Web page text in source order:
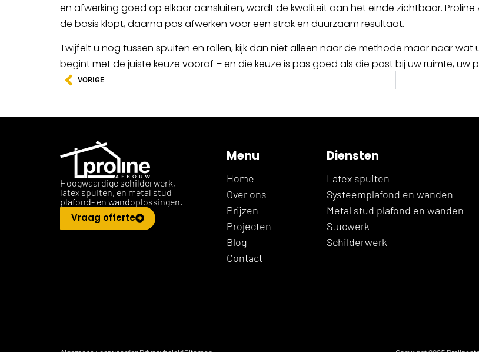
en afwerking goed op elkaar aansluiten, wordt de kwaliteit aan het einde zichtbaar.
de basis klopt, daarna pas afwerken voor een strak en duurzaam resultaat.
Twijfelt u nog tussen spuiten en rollen, kijk dan niet alleen naar de methode maar naar wat
begint met de juiste keuze vooraf – en die keuze is pas goed als die past bij uw ruimte,
VORIGE
Hoogwaardige schilderwerk,
latex spuiten, en metal stud
plafond- en wandoplossingen.
Vraag offerte
Menu
Home
Over ons
Prijzen
Projecten
Blog
Contact
Diensten
Latex spuiten
Systeemplafond en wanden
Metal stud plafond en wanden
Stucwerk
Schilderwerk